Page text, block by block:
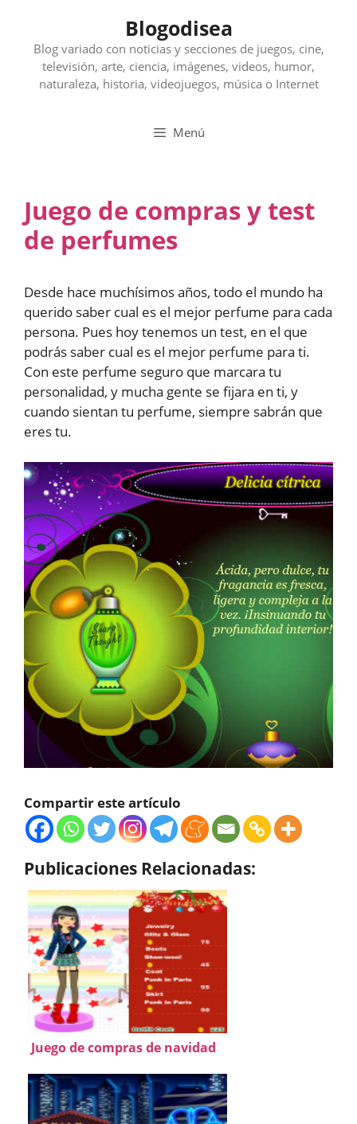
contenido
Blogodisea
Blog variado con noticias y secciones de juegos, cine,
televisión, arte, ciencia, imágenes, videos, humor,
naturaleza, historia, videojuegos, música o Internet
Menú
Juego de compras y test
de perfumes
Desde hace muchísimos años, todo el mundo ha
querido saber cual es el mejor perfume para cada
persona. Pues hoy tenemos un test, en el que
podrás saber cual es el mejor perfume para ti.
Con este perfume seguro que marcara tu
personalidad, y mucha gente se fijara en ti, y
cuando sientan tu perfume, siempre sabrán que
eres tu.
Compartir este artículo
Publicaciones Relacionadas:
Juego de compras de navidad